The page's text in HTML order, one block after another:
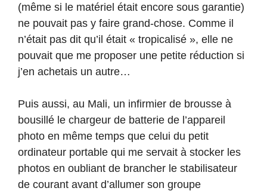
(même si le matériel était encore sous garantie)
ne pouvait pas y faire grand-chose. Comme il
n’était pas dit qu’il était « tropicalisé », elle ne
pouvait que me proposer une petite réduction si
j’en achetais un autre…
Puis aussi, au Mali, un infirmier de brousse à
bousillé le chargeur de batterie de l’appareil
photo en même temps que celui du petit
ordinateur portable qui me servait à stocker les
photos en oubliant de brancher le stabilisateur
de courant avant d’allumer son groupe